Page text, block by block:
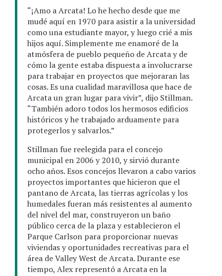
“¡Amo a Arcata! Lo he hecho desde que me
mudé aquí en 1970 para asistir a la universidad
como una estudiante mayor, y luego crié a mis
hijos aquí. Simplemente me enamoré de la
atmósfera de pueblo pequeño de Arcata y de
cómo la gente estaba dispuesta a involucrarse
para trabajar en proyectos que mejoraran las
cosas. Es una cualidad maravillosa que hace de
Arcata un gran lugar para vivir”, dijo Stillman.
“También adoro todos los hermosos edificios
históricos y he trabajado arduamente para
protegerlos y salvarlos.”
Stillman fue reelegida para el concejo
municipal en 2006 y 2010, y sirvió durante
ocho años. Esos concejos llevaron a cabo varios
proyectos importantes que hicieron que el
pantano de Arcata, las tierras agrícolas y los
humedales fueran más resistentes al aumento
del nivel del mar, construyeron un baño
público cerca de la plaza y establecieron el
Parque Carlson para proporcionar nuevas
viviendas y oportunidades recreativas para el
área de Valley West de Arcata. Durante ese
tiempo, Alex representó a Arcata en la